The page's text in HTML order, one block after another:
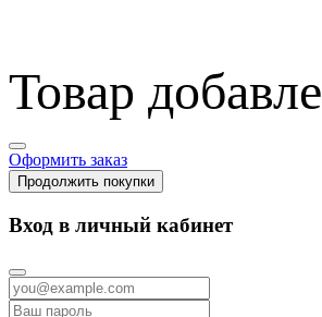
Товар
Оформить заказ
Продолжить покупки
Вход в личный кабинет